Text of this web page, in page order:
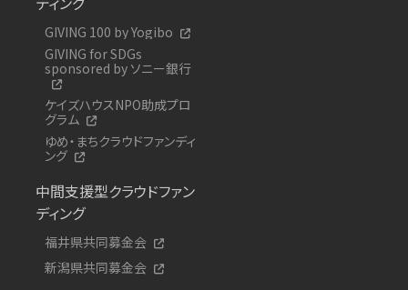
GIVING 100 by Yogibo
GIVING for SDGs
sponsored by ソニー銀行
ケイズハウスNPO助成プロ
グラム
ゆめ・まちクラウドファンディ
ング
中間支援型クラウドファン
ディング
福井県共同募金会
新潟県共同募金会